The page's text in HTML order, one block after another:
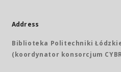
Address
Biblioteka Politechniki
(koordynator konsorcjum